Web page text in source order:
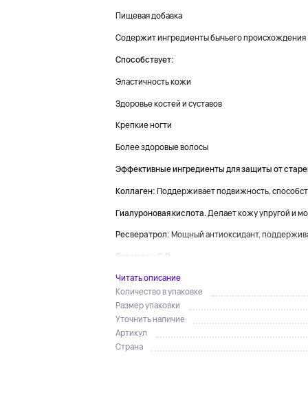
Пищевая добавка
Содержит ингредиенты бычьего происхождения
Способствует:
Эластичность кожи
Здоровье костей и суставов
Крепкие ногти
Более здоровые волосы
Эффективные ингредиенты для защиты от
Коллаген: Поддерживает подвижность,
Гиалуроновая кислота. Делает кожу упругой и
Ресвератрол: Мощный антиоксидант,
Витамины C, D...
Читать описание
Количество в упаковке
Размер упаковки
Уточнить наличие
Артикул
Страна